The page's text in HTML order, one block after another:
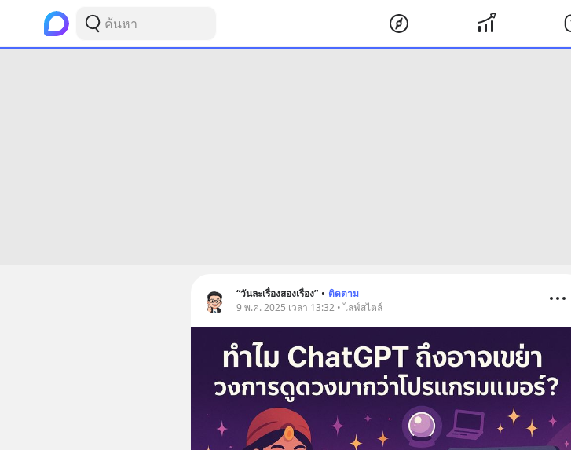
“วันละเรื่องสองเรื่อง” • ติดตาม
9 พ.ค. 2025 เวลา 13:32 • ไลฟ์สไตล์